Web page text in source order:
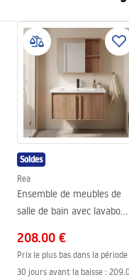
Matériel
Hauteur
Largeur
Profondeur
Conditions de
_24.pdf
Manual
Soldes
Rea
Ensemble de meubles de
salle de bain avec lavabo
208.00 €
Prix le plus bas dans la période
30 jours avant la baisse :